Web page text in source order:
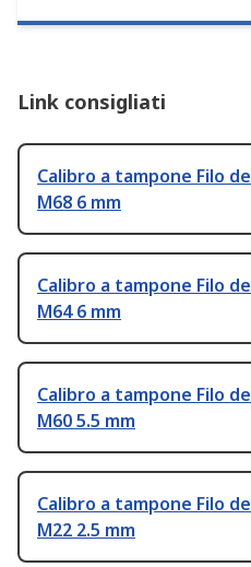
Link consigliati
Calibro a tampone Filo
M68 6 mm
Calibro a tampone Filo
M64 6 mm
Calibro a tampone Filo
M60 5.5 mm
Calibro a tampone Filo
M22 2.5 mm